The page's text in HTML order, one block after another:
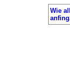
Wie